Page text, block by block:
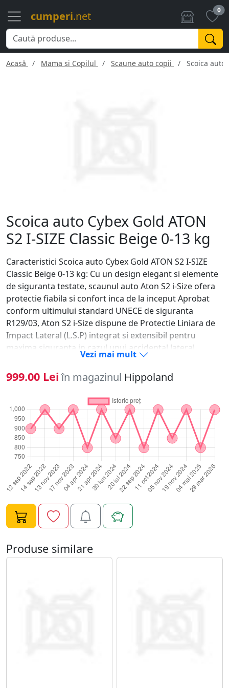
cumperi.net 0
Acasă Mama si Copilul Scaune auto copii Scoica auto
Scoica auto Cybex Gold ATON
S2 I-SIZE Classic Beige 0-13 kg
Caracteristici Scoica auto Cybex Gold ATON S2 I-SIZE
Classic Beige 0-13 kg: Cu un design elegant si elemente
de siguranta testate, scaunul auto Aton S2 i-Size ofera
protectie fiabila si confort inca de la inceput Aprobat
conform ultimului standard UNECE de siguranta
R129/03, Aton S2 i-Size dispune de Protectie Liniara de
Impact Lateral (L.S.P) integrat si extensibil pentru
maxima siguranta in cazul unui accidental lateral
Multumita tetierei ajustabile - 11 pozitii, scaunul poate
sa tina pasul cu dezvoltarea copilului pana la
aproximativ 24 de luni In plus, capotina integrata,
pliabila XXL ofera umbra in masina si va protejeaza
copilul de soare si vant atunci cand mergeti afara
Siguranta verificata pentru calatorii relaxate: Aton S2 i-
Size si Base One sunt dezvoltate si aprobate tinand cont
de cel mai recent standard de siguranta R129/03
inclusiv compatibilitatea i-Size si testarea imbunatatita
la impact lateral. Reduce fortele de impact in cazul unei
coliziuni laterale: Sistemul Liniar de impact Lateral, ce
poate fi pliat pe partea usii, transfera pana la 25% din
fortele unui impact lateral in carcasa care absoarbe
energie, ajutand la mentinerea unei sigurante maxime
pe drum Creste odata cu copilul dumneavoastra:
Datorita celor 11 pozitii reglabile pe inaltime a tetierei,
scaunul auto creste odata cu copilul dumneavoastra
Vezi mai mult
999.00 Lei în magazinul Hippoland
Produse similare